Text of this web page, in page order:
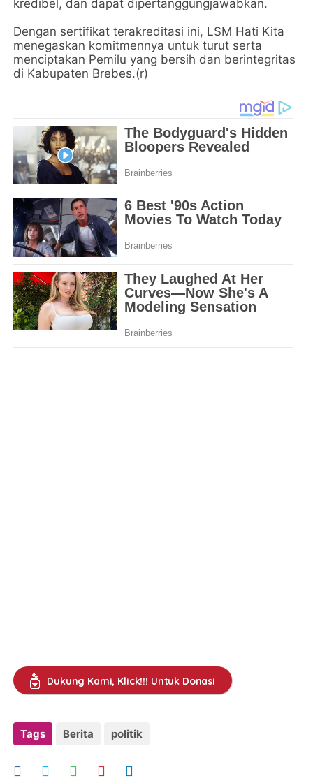
kredibel, dan dapat dipertanggungjawabkan.
Dengan sertifikat terakreditasi ini, LSM Hati Kita
menegaskan komitmennya untuk turut serta
menciptakan Pemilu yang bersih dan berintegritas
di Kabupaten Brebes.(r)
Dukung Kami, Klick!!! Untuk Donasi
Tags Berita politik